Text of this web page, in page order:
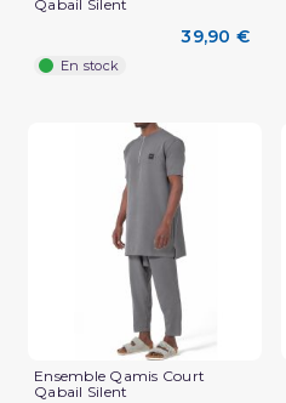
Qabail Silent
39,90 €
En stock
Ensemble Qamis Court
Qabail Silent